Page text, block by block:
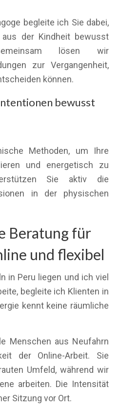
begleite ich Sie dabei,
aus der Kindheit bewusst
lösen wir
zur Vergangenheit,
können.
bewusst
Methoden, um Ihre
und energetisch zu
Sie aktiv die
in der physischen
Beratung für
und flexibel
in Peru liegen und ich viel
begleite ich Klienten in
kennt keine räumliche
Menschen aus Neufahrn
der Online-Arbeit. Sie
Umfeld, während wir
arbeiten. Die Intensität
Sitzung vor Ort.